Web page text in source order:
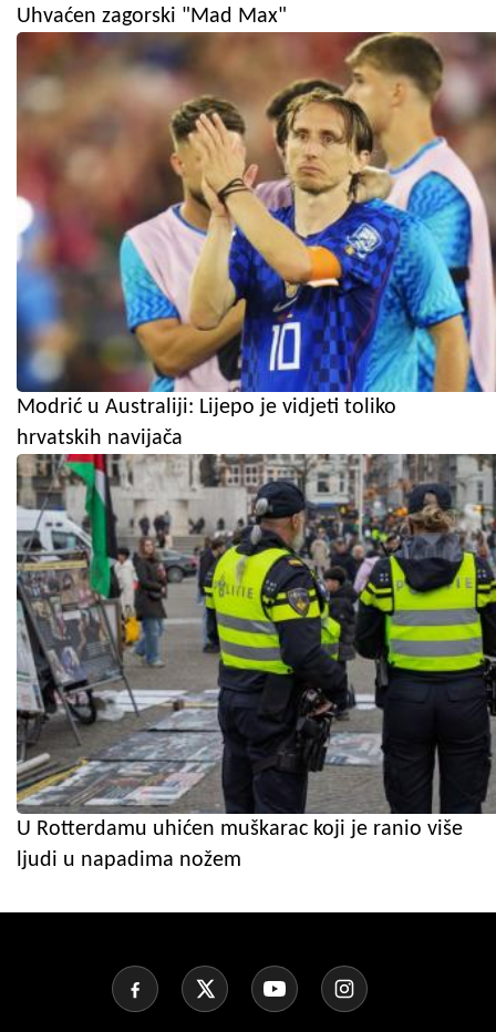
Uhvaćen zagorski "Mad Max"
Modrić u Australiji: Lijepo je vidjeti toliko
hrvatskih navijača
U Rotterdamu uhićen muškarac koji je ranio više
ljudi u napadima nožem